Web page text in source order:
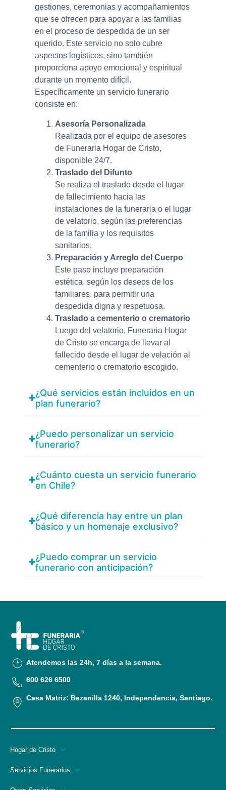
gestiones, ceremonias y acompañamientos
que se ofrecen para apoyar a las familias
en el proceso de despedida de un ser
querido. Este servicio no solo cubre
aspectos logísticos, sino también
proporciona apoyo emocional y espiritual
durante un momento difícil.
Específicamente un servicio funerario
consiste en:
Asesoría Personalizada
Realizada por el equipo de asesores
de Funeraria Hogar de Cristo,
disponible 24/7.
Traslado del Difunto
Se realiza el traslado desde el lugar
de fallecimiento hacia las
instalaciones de la funeraria o el lugar
de velatorio, según las preferencias
de la familia y los requisitos
sanitarios.
Preparación y Arreglo del Cuerpo
Este paso incluye preparación
estética, según los deseos de los
familiares, para permitir una
despedida digna y respetuosa.
Traslado a cementerio o crematorio
Luego del velatorio, Funeraria Hogar
de Cristo se encarga de llevar al
fallecido desde el lugar de velación al
cementerio o crematorio escogido.
¿Qué servicios están incluidos en un
plan funerario?
¿Puedo personalizar un servicio
funerario?
¿Cuánto cuesta un servicio funerario
en Chile?
¿Qué diferencia hay entre un plan
básico y un homenaje exclusivo?
¿Puedo comprar un servicio
funerario con anticipación?
Atendemos las 24h, 7 días a la semana.
600 626 6500
Casa Matriz: Bezanilla 1240, Independencia, Santiago.
Hogar de Cristo
Servicios Funerarios